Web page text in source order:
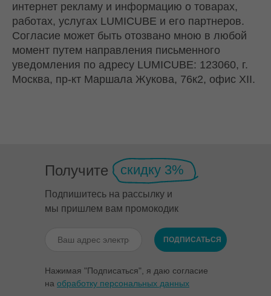
интернет рекламу и информацию о товарах,
работах, услугах LUMICUBE и его партнеров.
Согласие может быть отозвано мною в любой
момент путем направления письменного
уведомления по адресу LUMICUBE: 123060, г.
Москва, пр-кт Маршала Жукова, 76к2, офис XII.
Получите
ПОДПИСАТЬСЯ
Подпишитесь на рассылку и
мы пришлем вам промокодик
скидку 3%
Нажимая "Подписаться", я даю согласие
на обработку персональных данных